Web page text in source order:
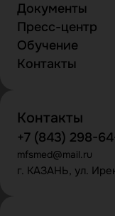
Документы
Пресс-центр
Обучение
Контакты
Контакты
+7 (843) 298-
mfsmed@mail.ru
г. КАЗАНЬ, ул.